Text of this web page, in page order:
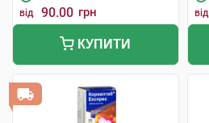
від 90.00 грн
КУПИТИ
від